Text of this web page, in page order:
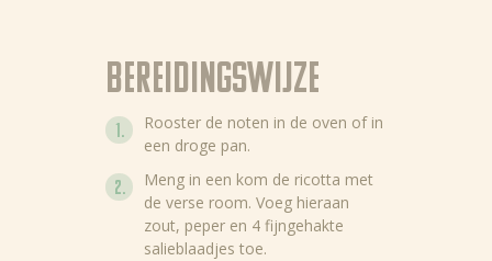
Bereidingswijze
Rooster de noten in de oven of in
een droge pan.
Meng in een kom de ricotta met
de verse room. Voeg hieraan
zout, peper en 4 fijngehakte
salieblaadjes toe.